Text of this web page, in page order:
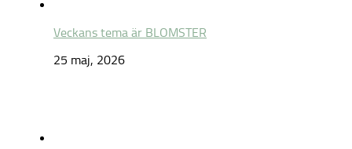
Veckans tema är BLOMSTER
25 maj, 2026